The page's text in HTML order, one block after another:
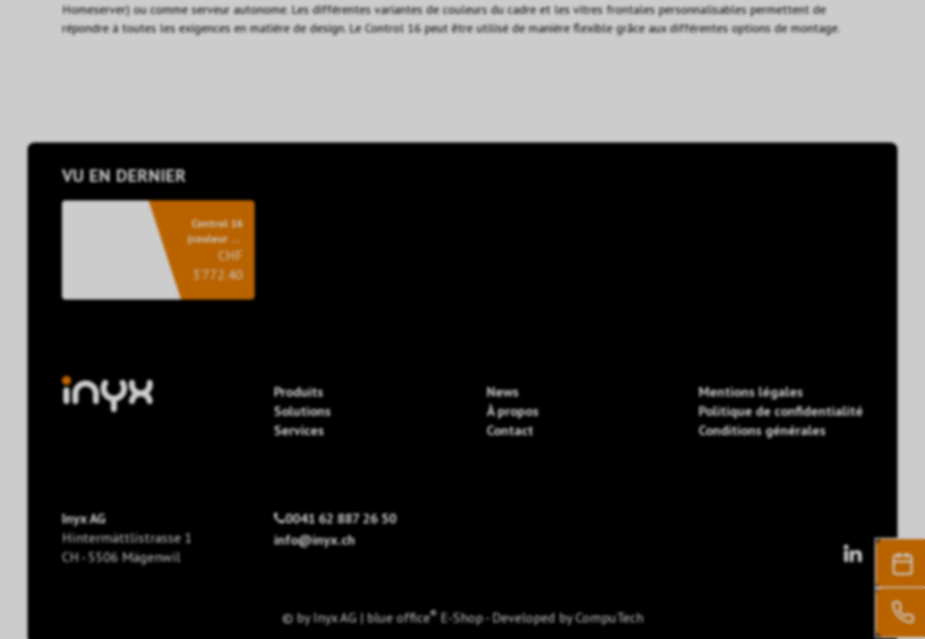
Homeserver) ou comme serveur autonome. Les différentes variantes de couleurs du cadre et les vitres frontales personnalisables permettent de
répondre à toutes les exigences en matière de design. Le Control 16 peut être utilisé de manière flexible grâce aux différentes options de montage.
VU EN DERNIER
Control 16
(couleur du
cadre : or)
CHF
3’772.40
Produits
Solutions
Services
News
À propos
Contact
Mentions légales
Politique de confidentialité
Conditions générales
Inyx AG
Hintermättlistrasse 1
CH - 5506 Mägenwil
0041 62 887 26 50
info@inyx.ch
© byInyx AG|blue office®E-Shop - Developed byCompuTech